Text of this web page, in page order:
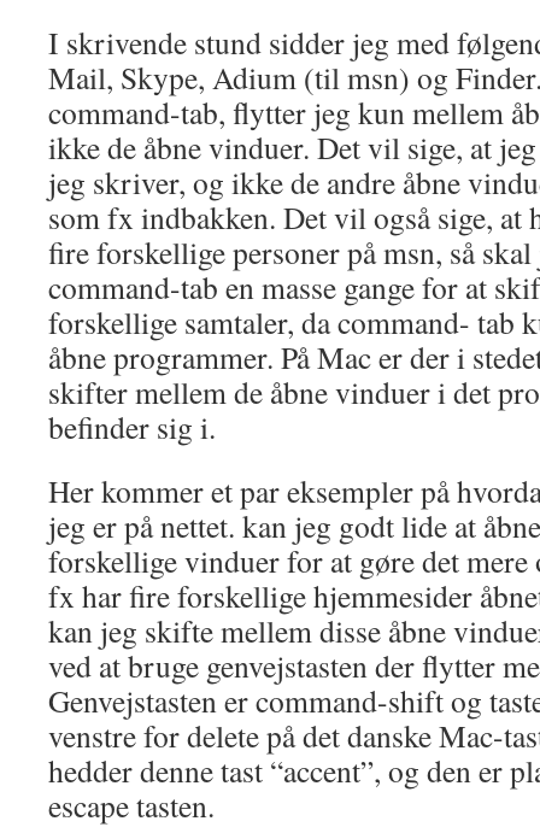
I skrivende stund sidder jeg med
Mail, Skype, Adium (til msn) og
command-tab, flytter jeg kun mellem
ikke de åbne vinduer. Det vil sige, at
jeg skriver, og ikke de andre åbne
som fx indbakken. Det vil også sige,
fire forskellige personer på msn, så
command-tab en masse gange for at
forskellige samtaler, da command- tab
åbne programmer. På Mac er der i
skifter mellem de åbne vinduer i det
befinder sig i.
Her kommer et par eksempler på
jeg er på nettet. kan jeg godt lide at
forskellige vinduer for at gøre det
fx har fire forskellige hjemmesider
kan jeg skifte mellem disse åbne
ved at bruge genvejstasten der flytter
Genvejstasten er command-shift og
venstre for delete på det danske Mac-
hedder denne tast “accent”, og den er
escape tasten.